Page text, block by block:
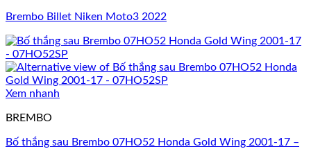
Brembo Billet Niken Moto3 2022
Xem nhanh
BREMBO
Bố thắng sau Brembo 07HO52 Honda Gold Wing 2001-17 –